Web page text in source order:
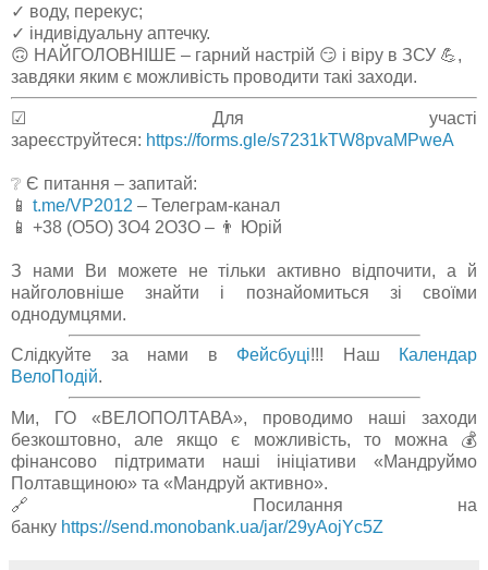
✓ воду, перекус;
✓ індивідуальну аптечку.
🙃 НАЙГОЛОВНІШЕ – гарний настрій 😏 і віру в ЗСУ 💪,
завдяки яким є можливість проводити такі заходи.
☑ Для участі
зареєструйтеся: https://forms.gle/s7231kTW8pvaMPweA
❔ Є питання – запитай:
📱 t.me/VP2012 – Телеграм-канал
📱 +38 (О5О) 3О4 2О3О – 👨 Юрій
З нами Ви можете не тільки активно відпочити, а й
найголовніше знайти і познайомиться зі своїми
однодумцями.
Слідкуйте за нами в Фейсбуці!!! Наш
Календар
ВелоПодій.
Ми, ГО «ВЕЛОПОЛТАВА», проводимо наші заходи
безкоштовно, але якщо є можливість, то можна 💰
фінансово підтримати наші ініціативи «Мандруймо
Полтавщиною» та «Мандруй активно».
🔗 Посилання на
банку https://send.monobank.ua/jar/29yAojYc5Z